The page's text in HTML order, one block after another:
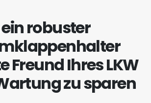
robuster
Freund Ihres LKW
zu sparen